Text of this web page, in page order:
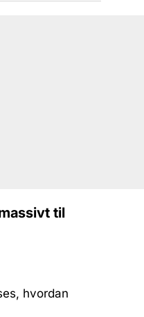
til
hvordan